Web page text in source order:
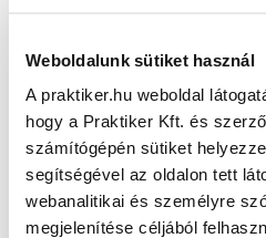
Weboldalunk sütiket használ
A praktiker.hu weboldal
hogy a Praktiker Kft. és
számítógépén sütiket
segítségével az oldalon tett
webanalitikai és személyre
megjelenítése céljából
Oldal